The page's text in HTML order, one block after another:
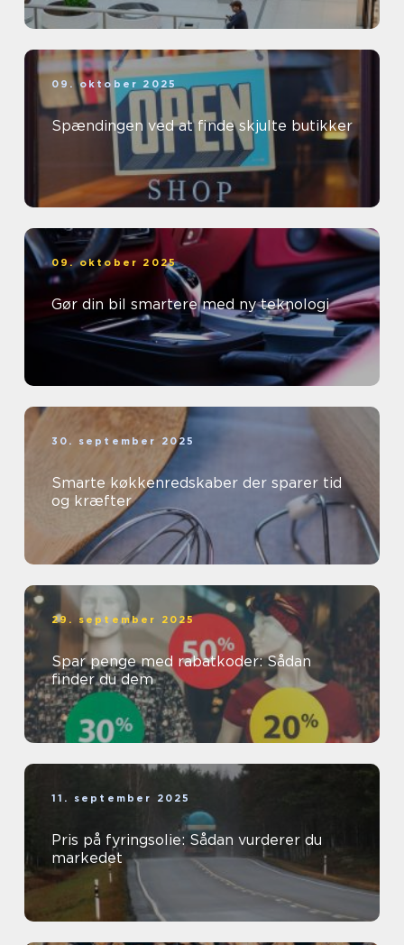
09. oktober 2025
Spændingen ved at finde skjulte butikker
09. oktober 2025
Gør din bil smartere med ny teknologi
30. september 2025
Smarte køkkenredskaber der sparer tid
og kræfter
29. september 2025
Spar penge med rabatkoder: Sådan
finder du dem
11. september 2025
Pris på fyringsolie: Sådan vurderer du
markedet